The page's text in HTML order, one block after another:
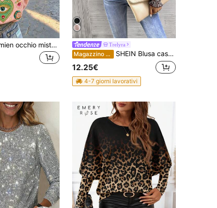
Stampa bohémien occhio misterioso maniche corte vintage lavato effetto consumato tigre stile dolce e cool simbolo misterioso lavato nero neve ampio e casual Trelyra
Magazzino EU SHEIN Blusa casual da donna con scollo a ciurillo, maniche lunghe e stampa floreale a patchwork
12.25€
4-7 giorni lavorativi